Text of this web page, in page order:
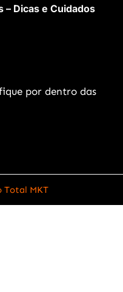
Dicas e Cuidados
por dentro das
Total MKT